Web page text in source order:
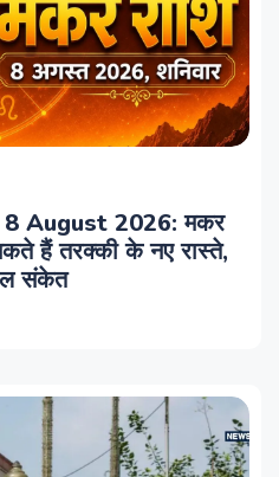
August 2026: मकर
हैं तरक्की के नए रास्ते,
संकेत